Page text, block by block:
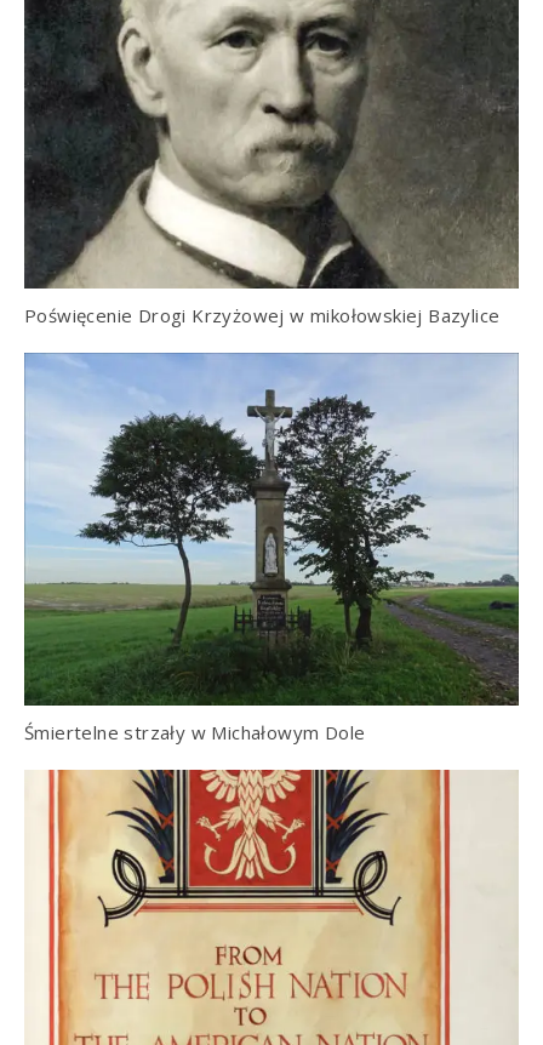
Poświęcenie Drogi Krzyżowej w mikołowskiej Bazylice
Śmiertelne strzały w Michałowym Dole